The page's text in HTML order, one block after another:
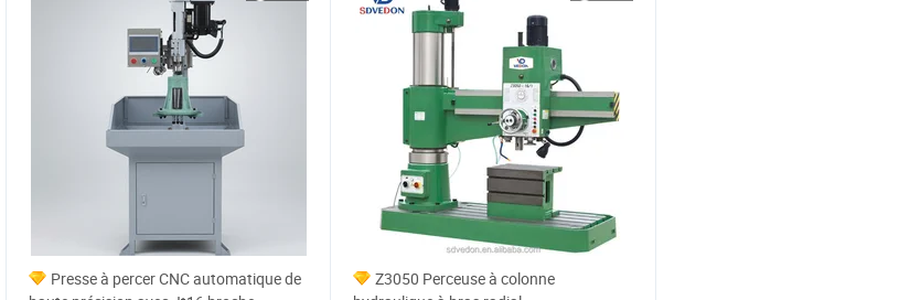
Presse à percer CNC automatique de
Z3050 Perceuse à colonne